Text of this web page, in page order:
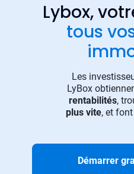
Lybox,
tous
Les
LyBox
rentabilités,
plus vite, et font
Démarrer